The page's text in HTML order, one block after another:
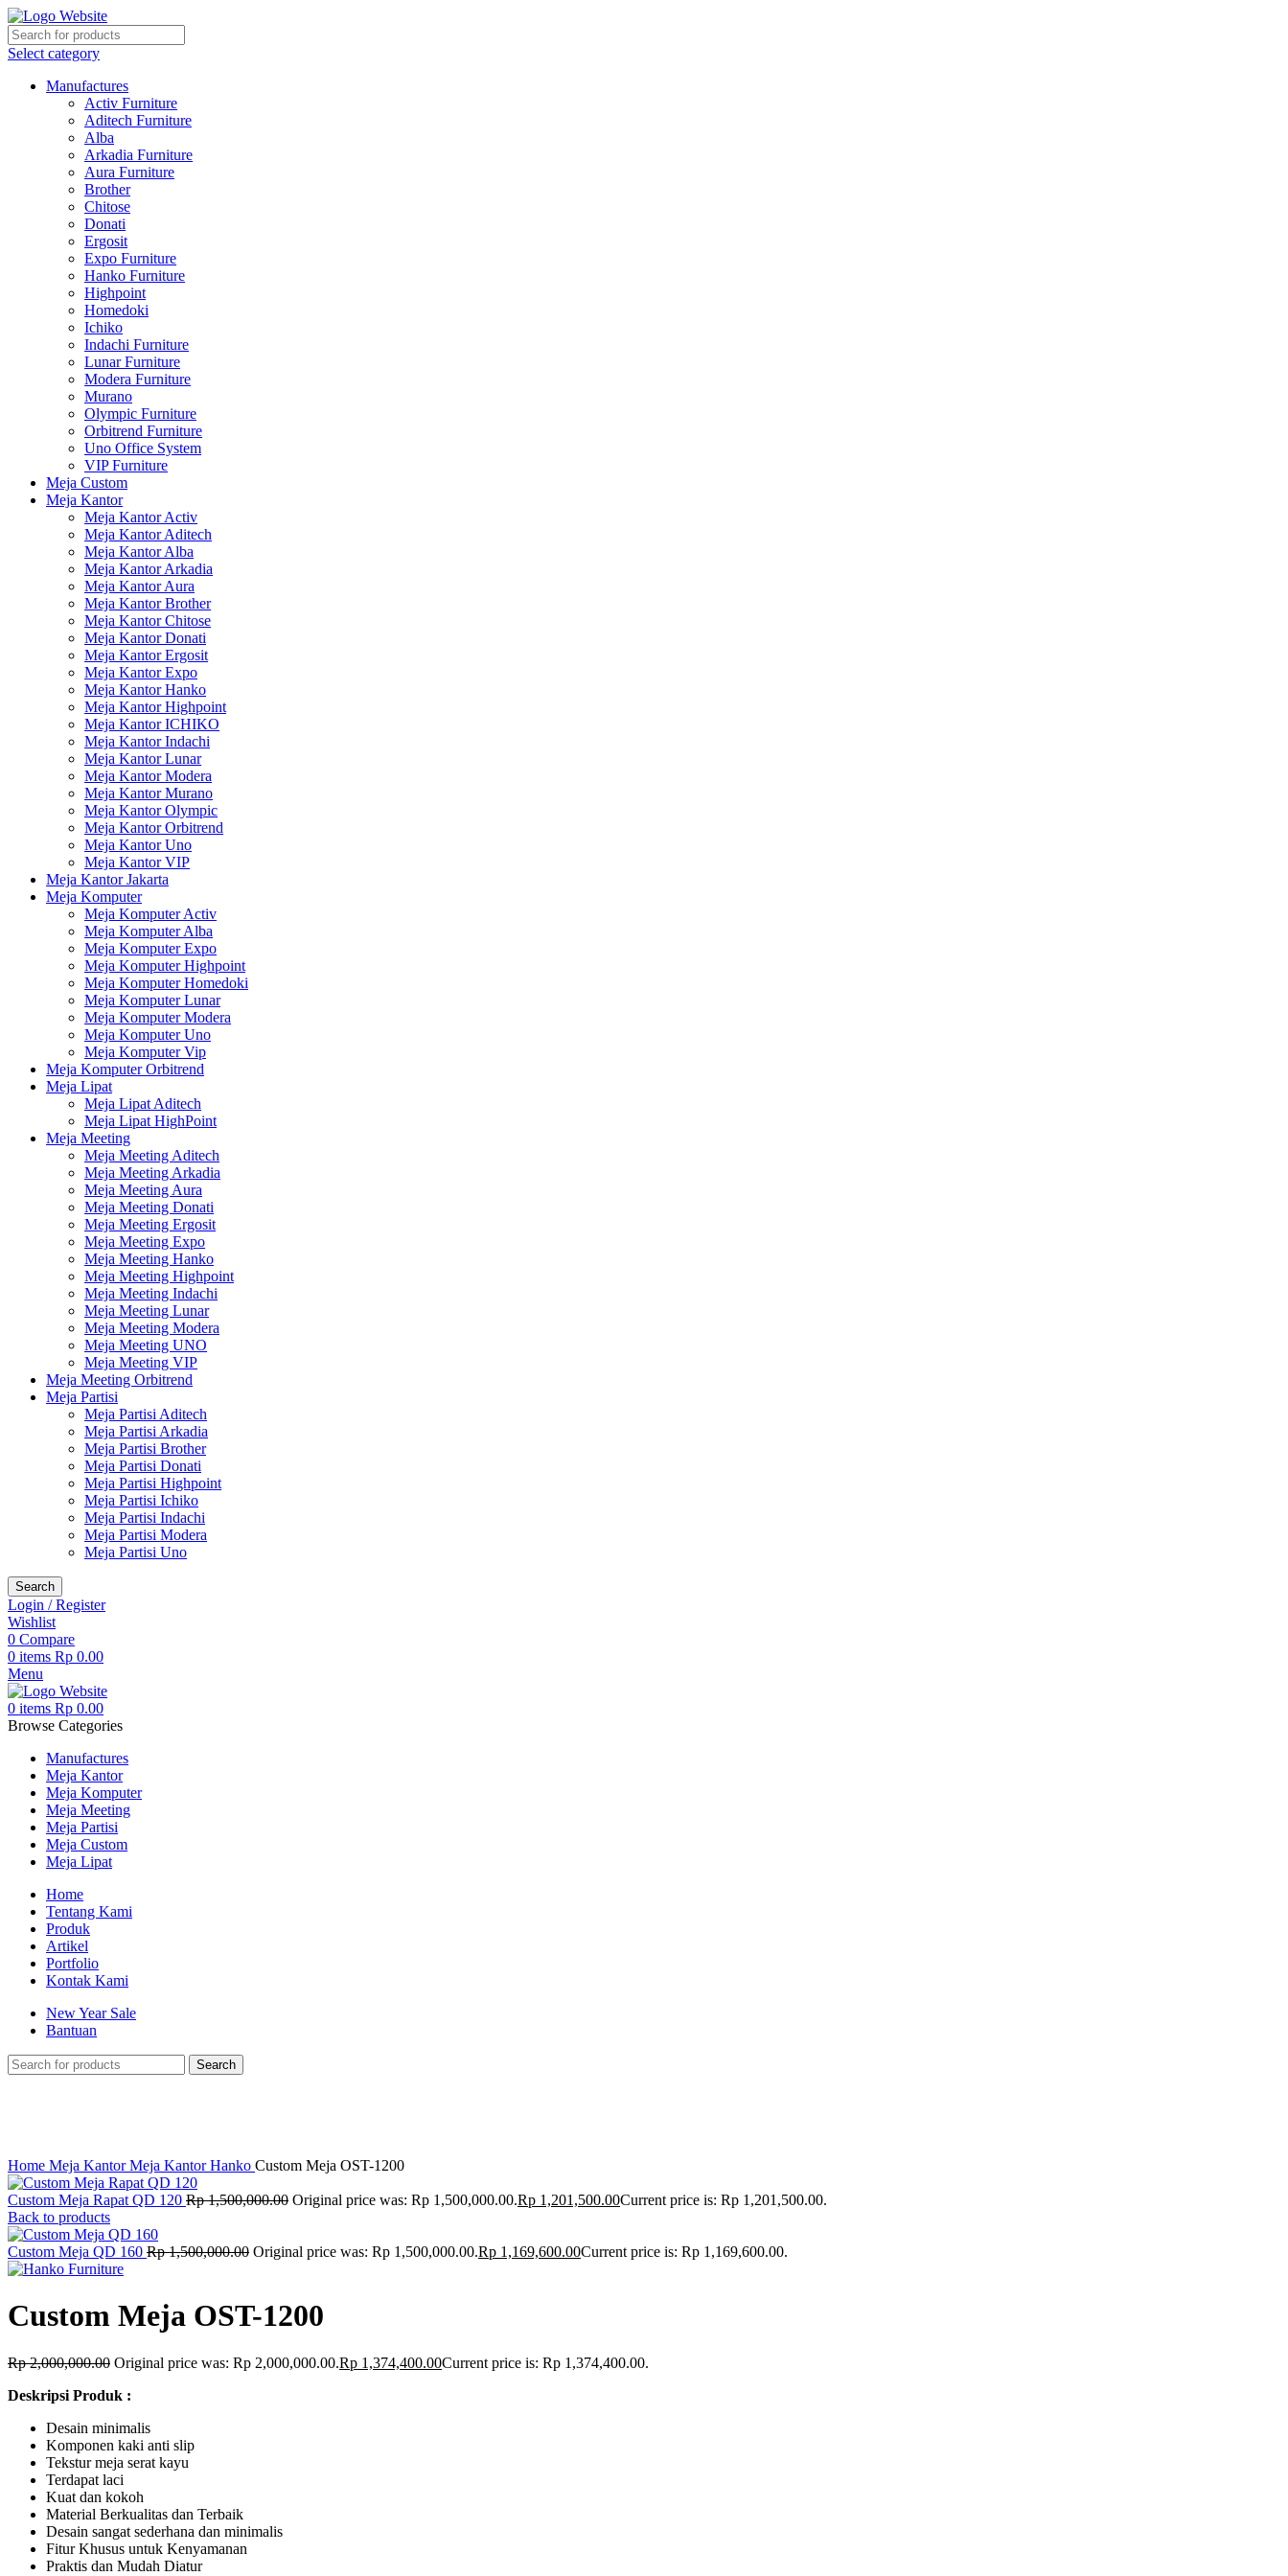
Select category
Manufactures
Activ Furniture
Aditech Furniture
Alba
Arkadia Furniture
Aura Furniture
Brother
Chitose
Donati
Ergosit
Expo Furniture
Hanko Furniture
Highpoint
Homedoki
Ichiko
Indachi Furniture
Lunar Furniture
Modera Furniture
Murano
Olympic Furniture
Orbitrend Furniture
Uno Office System
VIP Furniture
Meja Custom
Meja Kantor
Meja Kantor Activ
Meja Kantor Aditech
Meja Kantor Alba
Meja Kantor Arkadia
Meja Kantor Aura
Meja Kantor Brother
Meja Kantor Chitose
Meja Kantor Donati
Meja Kantor Ergosit
Meja Kantor Expo
Meja Kantor Hanko
Meja Kantor Highpoint
Meja Kantor ICHIKO
Meja Kantor Indachi
Meja Kantor Lunar
Meja Kantor Modera
Meja Kantor Murano
Meja Kantor Olympic
Meja Kantor Orbitrend
Meja Kantor Uno
Meja Kantor VIP
Meja Kantor Jakarta
Meja Komputer
Meja Komputer Activ
Meja Komputer Alba
Meja Komputer Expo
Meja Komputer Highpoint
Meja Komputer Homedoki
Meja Komputer Lunar
Meja Komputer Modera
Meja Komputer Uno
Meja Komputer Vip
Meja Komputer Orbitrend
Meja Lipat
Meja Lipat Aditech
Meja Lipat HighPoint
Meja Meeting
Meja Meeting Aditech
Meja Meeting Arkadia
Meja Meeting Aura
Meja Meeting Donati
Meja Meeting Ergosit
Meja Meeting Expo
Meja Meeting Hanko
Meja Meeting Highpoint
Meja Meeting Indachi
Meja Meeting Lunar
Meja Meeting Modera
Meja Meeting UNO
Meja Meeting VIP
Meja Meeting Orbitrend
Meja Partisi
Meja Partisi Aditech
Meja Partisi Arkadia
Meja Partisi Brother
Meja Partisi Donati
Meja Partisi Highpoint
Meja Partisi Ichiko
Meja Partisi Indachi
Meja Partisi Modera
Meja Partisi Uno
Search
Login / Register
Wishlist
0 Compare
0 items Rp 0.00
Menu
0 items Rp 0.00
Browse Categories
Manufactures
Meja Kantor
Meja Komputer
Meja Meeting
Meja Partisi
Meja Custom
Meja Lipat
Home
Tentang Kami
Produk
Artikel
Portfolio
Kontak Kami
New Year Sale
Bantuan
Search
Home Meja KantorMeja Kantor Hanko Custom Meja OST-1200
Custom Meja Rapat QD 120 Rp1,500,000.00 Original price was: Rp 1,500,000.00.Rp 1,201,500.00Current price is: Rp 1,201,500.00.
Back to products
Custom Meja QD 160 Rp1,500,000.00 Original price was: Rp 1,500,000.00.Rp 1,169,600.00Current price is: Rp 1,169,600.00.
Custom Meja OST-1200
Rp2,000,000.00 Original price was: Rp 2,000,000.00.Rp 1,374,400.00Current price is: Rp 1,374,400.00.
Deskripsi Produk :
Desain minimalis
Komponen kaki anti slip
Tekstur meja serat kayu
Terdapat laci
Kuat dan kokoh
Material Berkualitas dan Terbaik
Desain sangat sederhana dan minimalis
Fitur Khusus untuk Kenyamanan
Praktis dan Mudah Diatur